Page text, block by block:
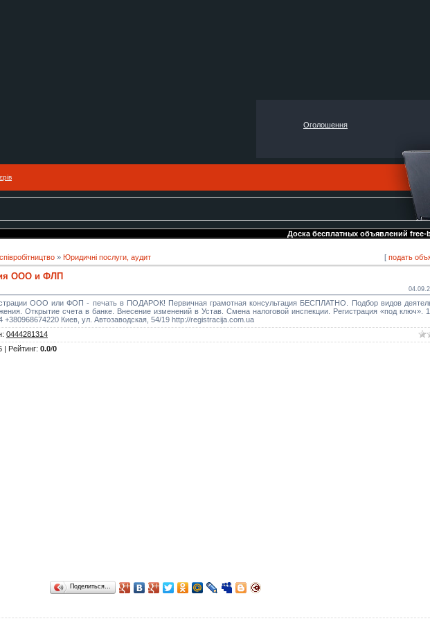
Оголошення
Доска бесплатных объявлений free-
» Юридичні послуги, аудит [ подать
ООО и ФЛП
ООО или ФОП - печать в ПОДАРОК! Первичная грамотная консультация БЕСПЛАТНО. Подбор видов
Открытие счета в банке. Внесение изменений в Устав. Смена налоговой инспекции. Регистрация «под ключ».
Киев, ул. Автозаводская, 54/19 http://registracija.com.ua
: 0444281314
| Рейтинг: 0.0/0
Поделиться…